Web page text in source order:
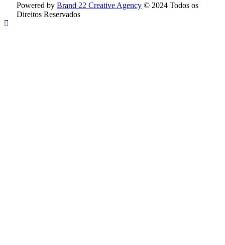
Powered by Brand 22 Creative Agency © 2024 Todos os
Direitos Reservados